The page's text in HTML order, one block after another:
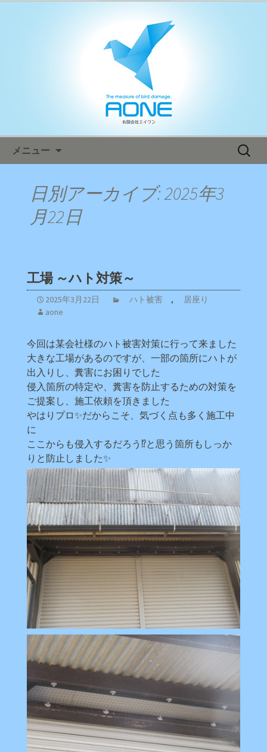
エイワン オフィシャルブログ
メニュー
検
日別アーカイブ: 2025年3
月22日
工場 ～ハト対策～
2025年3月22日 ハト被害 ,
居座り
aone
今回は某会社様のハト被害対策に行って来ました
大きな工場があるのですが、一部の箇所にハトが
出入りし、糞害にお困りでした
侵入箇所の特定や、糞害を防止するための対策を
ご提案し、施工依頼を頂きました
やはりプロ✨だからこそ、気づく点も多く施工中
に
ここからも侵入するだろう⁉と思う箇所もしっか
りと防止しました✨